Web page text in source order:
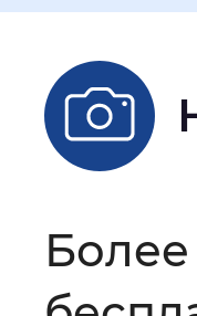
Шрифт